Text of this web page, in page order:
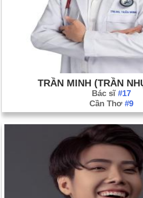
TRẦN MINH (TRẦN
Bác sĩ #17
Cần Thơ #9